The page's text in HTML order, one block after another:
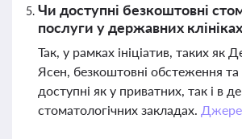
Чи доступні безкоштовні
послуги у державних
Так, у рамках ініціатив, таких як
Ясен, безкоштовні обстеження та
доступні як у приватних, так і в
стоматологічних закладах.